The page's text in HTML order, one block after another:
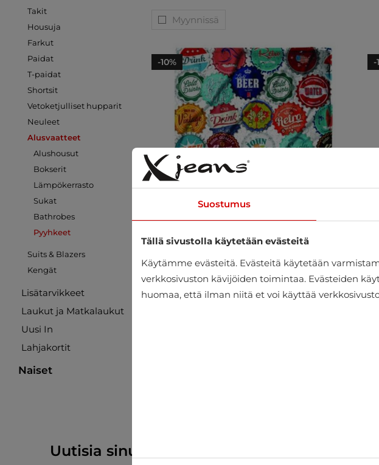
Takit
Housuja
Farkut
Paidat
T-paidat
Shortsit
Vetoketjulliset hupparit
Neuleet
Alusvaatteet
Alushousut
Bokserit
Lämpökerrasto
Sukat
Bathrobes
Pyyhkeet
Suits & Blazers
Kengät
Lisätarvikkeet
Laukut ja Matkalaukut
Uusi In
Lahjakortit
Naiset
Myynnissä
-10% -
Uutisia sinulle
Suostumus
Tällä sivustolla käytetään evästeitä
Käytämme evästeitä. Evästeitä käytetään
verkkosivuston kävijöiden toimintaa. Evästeiden
huomaa, että ilman niitä et voi käyttää